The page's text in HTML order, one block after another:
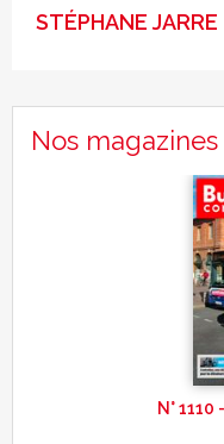
STÉPHANE JARRE
Nos magazines
N°